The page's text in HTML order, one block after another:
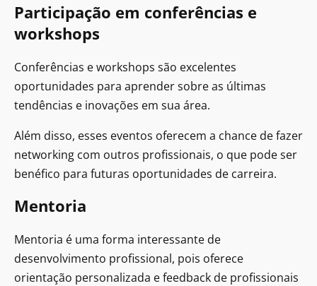
Participação em conferências e
workshops
Conferências e workshops são excelentes
oportunidades para aprender sobre as últimas
tendências e inovações em sua área.
Além disso, esses eventos oferecem a chance de fazer
networking com outros profissionais, o que pode ser
benéfico para futuras oportunidades de carreira.
Mentoria
Mentoria é uma forma interessante de
desenvolvimento profissional, pois oferece
orientação personalizada e feedback de profissionais